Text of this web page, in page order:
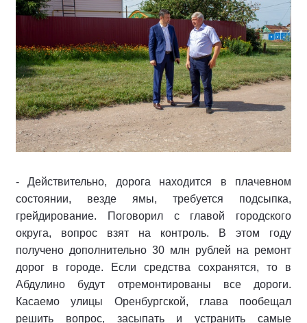
- Действительно, дорога находится в плачевном
состоянии, везде ямы, требуется подсыпка,
грейдирование. Поговорил с главой городского
округа, вопрос взят на контроль. В этом году
получено дополнительно 30 млн рублей на ремонт
дорог в городе. Если средства сохранятся, то в
Абдулино будут отремонтированы все дороги.
Касаемо улицы Оренбургской, глава пообещал
решить вопрос, засыпать и устранить самые